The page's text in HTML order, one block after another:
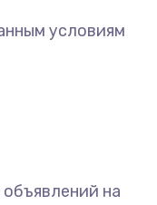
условиям
на